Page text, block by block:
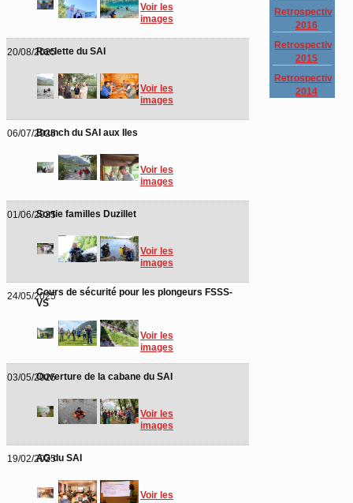
Voir les
images
20/08/2025Raclette du SAI
Voir les
images
06/07/2025Brunch du SAI aux Iles
Voir les
images
01/06/2025Sortie familles Duzillet
Voir les
images
24/05/2025Cours de sécurité pour les plongeurs FSSS-
VS
Voir les
images
03/05/2025Ouverture de la cabane du SAI
Voir les
images
19/02/2025AG du SAI
Voir les
Retrospective
2016
Retrospective
2015
Retrospective
2014